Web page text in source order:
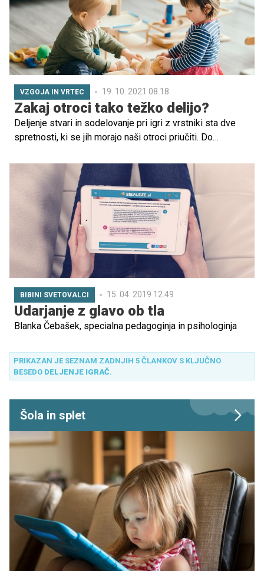
VZGOJA IN VRTEC 19. 10. 2021 08.18
Zakaj otroci tako težko delijo?
Deljenje stvari in sodelovanje pri igri z vrstniki sta dve
spretnosti, ki se jih morajo naši otroci priučiti. Do
osredotočeni na lastne potrebe, zato jih moramo nekoliko
bolj spodbujati, da delijo s prijatelji in okolico.
BIBINI SVETOVALCI 15. 04. 2019 12.49
Udarjanje z glavo ob tla
Blanka Čebašek, specialna pedagoginja in psihologinja
PRIKAZAN JE SEZNAM ZADNJIH 5 ČLANKOV S KLJUČNO
BESEDO DELJENJE IGRAČ.
Šola in splet